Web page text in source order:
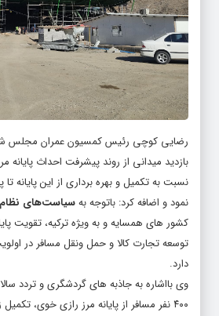
رضایی کوچی رئیس کمسیون عمران مجلس
نمود و اضافه کرد: باتوجه بهسیاست‌های نظام
کشور های همسایه و به ویژه ترکیه، تقویت
توسعه تجارت کالا و حمل ونقل مسافر در
دارد.
۴۰۰ نفر مسافر از پایانه مرز رازی خوی،